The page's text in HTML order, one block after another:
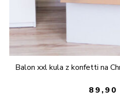
Balon xxl kula z konfetti na
89,90